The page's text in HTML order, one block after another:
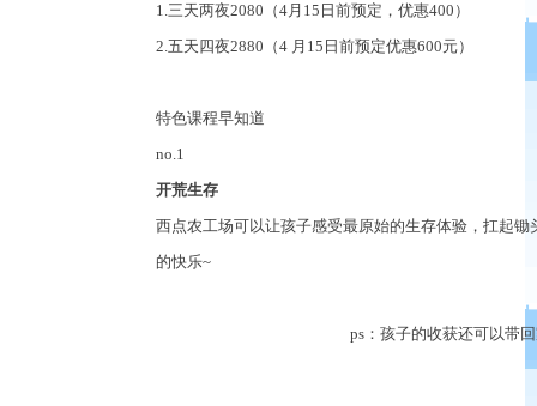
1.三天两夜2080 （4月 15 日前预定，优惠400 ）
2.五天四夜2880 （4 月 15 日前预定优惠600元）
特色课程早知道
no.1
开荒生存
西点农工场可以让孩子感受最原始的生存体验，扛起
的快乐~
ps ：孩子的收获还可以带